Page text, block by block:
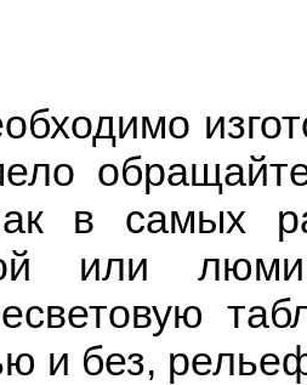
в самых
или
и без,